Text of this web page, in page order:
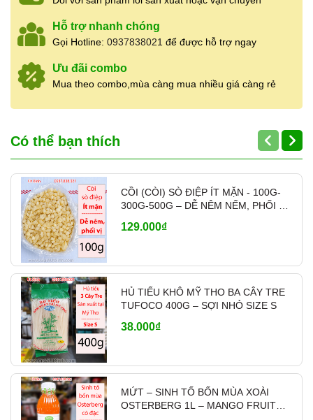
👉 Liên hệ báo giá sỉ & tư vấn:0937.838.021
Hỗ trợ nhanh chóng
Gọi Hotline: 0937838021 để được hỗ trợ ngay
Ưu đãi combo
Mua theo combo,mùa càng mua nhiều giá càng rẻ
Có thể bạn thích
CỒI (CÒI) SÒ ĐIỆP ÍT MẶN - 100G-
300G-500G – DỄ NÊM NẾM, PHỐI VỊ
129.000₫
HỦ TIẾU KHÔ MỸ THO BA CÂY TRE
TUFOCO 400G – SỢI NHỎ SIZE S
38.000₫
MỨT – SINH TỐ BỐN MÙA XOÀI
OSTERBERG 1L – MANGO FRUIT